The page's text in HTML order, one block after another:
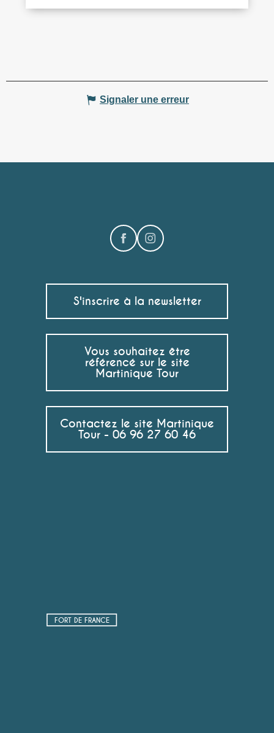
Signaler une erreur
S'inscrire à la newsletter
Vous souhaitez être
référencé sur le site
Martinique Tour
Contactez le site Martinique
Tour - 06 96 27 60 46
FORT DE FRANCE